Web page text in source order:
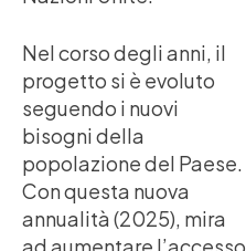
Nel corso degli anni, il
progetto si è evoluto
seguendo i nuovi
bisogni della
popolazione del Paese.
Con questa nuova
annualità (2025), mira
ad aumentare l’accesso